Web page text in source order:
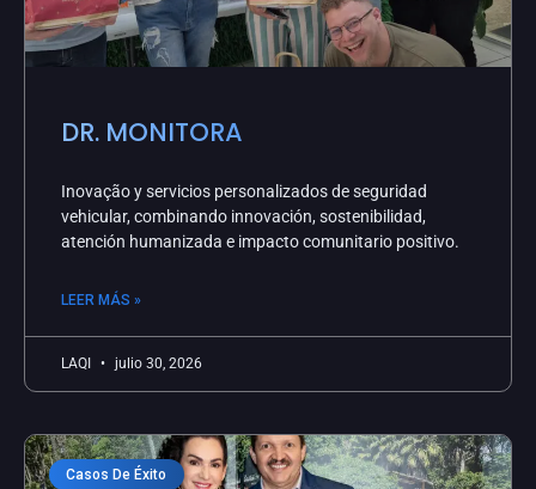
DR. MONITORA
Inovação y servicios personalizados de seguridad
vehicular, combinando innovación, sostenibilidad,
atención humanizada e impacto comunitario positivo.
LEER MÁS »
LAQI julio 30, 2026
Casos De Éxito